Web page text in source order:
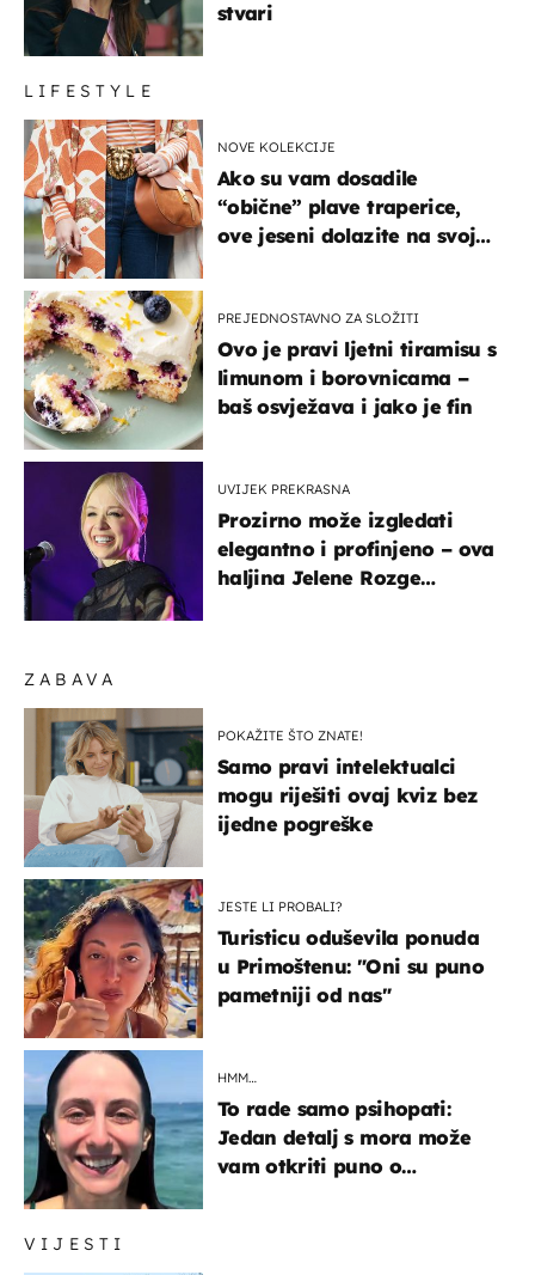
VIJESTI
ZABAVA
POKAŽITE ŠTO ZNATE!
Samo pravi intelektualci
mogu riješiti ovaj kviz bez
ijedne pogreške
JESTE LI PROBALI?
Turisticu oduševila ponuda
u Primoštenu: "Oni su puno
pametniji od nas"
HMM…
To rade samo psihopati:
Jedan detalj s mora može
vam otkriti puno o
stvari
LIFESTYLE
NOVE KOLEKCIJE
Ako su vam dosadile
“obične” plave traperice,
ove jeseni dolazite na svoje
PREJEDNOSTAVNO ZA SLOŽITI
Ovo je pravi ljetni tiramisu s
limunom i borovnicama –
baš osvježava i jako je fin
UVIJEK PREKRASNA
Prozirno može izgledati
elegantno i profinjeno – ova
haljina Jelene Rozge